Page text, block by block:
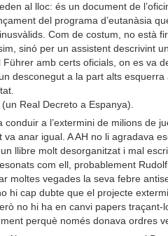
al lloc: és un document de
del programa d’eutanàsia
Com de costum, no està
sinó per un assistent descrivint
amb certs oficials, on es va
desconegut a la part alts esquerra
Real Decreto a Espanya).
a l’extermini de milions de
anar igual. A AH no li agradava
llibre molt desorganitzat i mal
com ell, probablement
moltes vegades la seva febre
hi cap dubte que el projecte
no hi ha en canvi papers traçant-
perquè només donava ordres